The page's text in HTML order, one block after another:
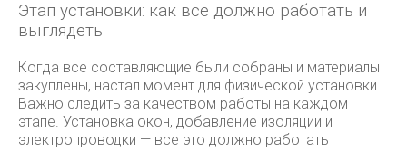
Этап установки: как всё должно работать и
выглядеть
Когда все составляющие были собраны и материалы
закуплены, настал момент для физической установки.
Важно следить за качеством работы на каждом
этапе. Установка окон, добавление изоляции и
электропроводки — все это должно работать